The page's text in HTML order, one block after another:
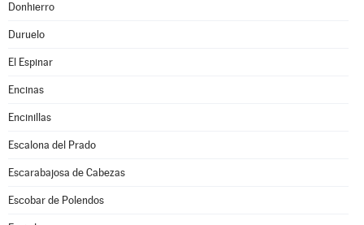
Donhierro
Duruelo
El Espinar
Encinas
Encinillas
Escalona del Prado
Escarabajosa de Cabezas
Escobar de Polendos